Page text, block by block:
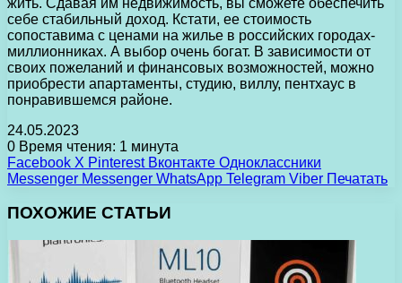
себе стабильный доход. Кстати, ее стоимость
сопоставима с ценами на жилье в российских городах-
миллионниках. А выбор очень богат. В зависимости от
своих пожеланий и финансовых возможностей, можно
приобрести апартаменты, студию, виллу, пентхаус в
понравившемся районе.
24.05.2023
0 Время чтения: 1 минута
Facebook X Pinterest Вконтакте Одноклассники
Messenger Messenger WhatsApp Telegram Viber Печатать
ПОХОЖИЕ СТАТЬИ